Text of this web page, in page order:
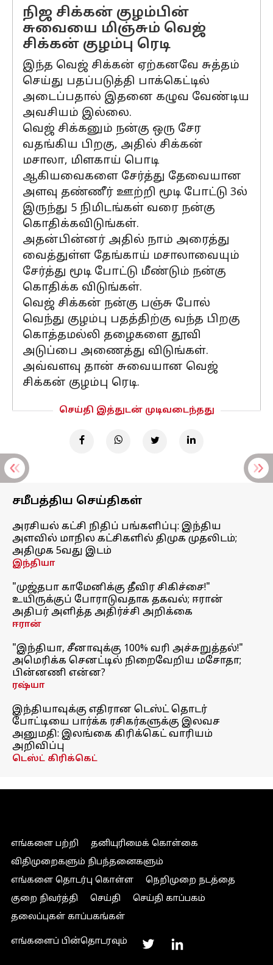
நிஜ சிக்கன் குழம்பின்
சுவையை மிஞ்சும் வெஜ்
சிக்கன் குழம்பு ரெடி
இந்த வெஜ் சிக்கன் ஏற்கனவே சுத்தம்
செய்து பதப்படுத்தி பாக்கெட்டில்
அடைப்பதால் இதனை கழுவ வேண்டிய
அவசியம் இல்லை.
வெஜ் சிக்கனும் நன்கு ஒரு சேர
வதங்கிய பிறகு, அதில் சிக்கன்
மசாலா, மிளகாய் பொடி
ஆகியவைகளை சேர்த்து தேவையான
அளவு தண்ணீர் ஊற்றி மூடி போட்டு 3ல்
இருந்து 5 நிமிடங்கள் வரை நன்கு
கொதிக்கவிடுங்கள்.
அதன்பின்னர் அதில் நாம் அரைத்து
வைத்துள்ள தேங்காய் மசாலாவையும்
சேர்த்து மூடி போட்டு மீண்டும் நன்கு
கொதிக்க விடுங்கள்.
வெஜ் சிக்கன் நன்கு பஞ்சு போல்
வெந்து குழம்பு பதத்திற்கு வந்த பிறகு
கொத்தமல்லி தழைகளை தூவி
அடுப்பை அணைத்து விடுங்கள்.
அவ்வளவு தான் சுவையான வெஜ்
சிக்கன் குழம்பு ரெடி.
செய்தி இத்துடன் முடிவடைந்தது
சமீபத்திய செய்திகள்
அரசியல் கட்சி நிதிப் பங்களிப்பு: இந்திய
அளவில் மாநில கட்சிகளில் திமுக முதலிடம்;
அதிமுக 5வது இடம்
இந்தியா
"முஜ்தபா காமேனிக்கு தீவிர சிகிச்சை!"
உயிருக்குப் போராடுவதாக தகவல்; ஈரான்
அதிபர் அளித்த அதிர்ச்சி அறிக்கை
ஈரான்
"இந்தியா, சீனாவுக்கு 100% வரி அச்சுறுத்தல்!"
அமெரிக்க செனட்டில் நிறைவேறிய மசோதா;
பின்னணி என்ன?
ரஷ்யா
இந்தியாவுக்கு எதிரான டெஸ்ட் தொடர்
போட்டியை பார்க்க ரசிகர்களுக்கு இலவச
அனுமதி: இலங்கை கிரிக்கெட் வாரியம்
அறிவிப்பு
டெஸ்ட் கிரிக்கெட்
எங்களை பற்றி
தனியுரிமைக் கொள்கை
விதிமுறைகளும் நிபந்தனைகளும்
எங்களை தொடர்பு கொள்ள
நெறிமுறை நடத்தை
குறை நிவர்த்தி
செய்தி
செய்தி காப்பகம்
தலைப்புகள் காப்பகங்கள்
எங்களைப் பின்தொடரவும்